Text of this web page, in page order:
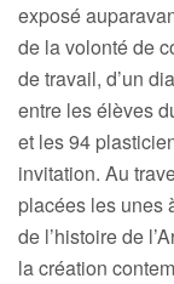
exposé
de la volonté de
de travail, d’un
entre les élèves
et les 94
invitation. Au
placées les unes
de l’histoire de
la création